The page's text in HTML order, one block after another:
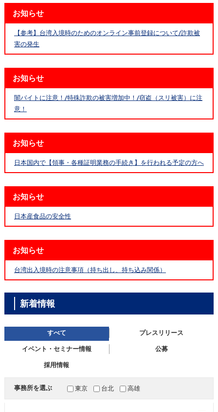
お知らせ
【参考】台湾入境時のためのオンライン事前登録について/詐欺被
害の発生
お知らせ
闇バイトに注意！/特殊詐欺の被害増加中！/窃盗（スリ被害）に注
意！
お知らせ
日本国内で【領事・各種証明業務の手続き】を行われる予定の方へ
お知らせ
日本産食品の安全性
お知らせ
台湾出入境時の注意事項（持ち出し、持ち込み関係）
新着情報
すべて プレスリリース
イベント・セミナー情報 公募
採用情報
事務所を選ぶ 東京 台北 高雄